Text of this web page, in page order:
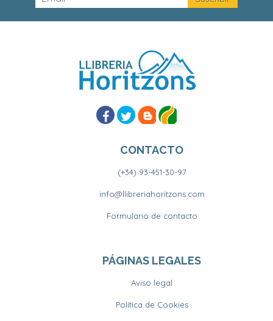
CONTACTO
(+34) 93-451-30-97
info@llibreriahoritzons.com
Formulario de contacto
PÁGINAS LEGALES
Aviso legal
Política de Cookies